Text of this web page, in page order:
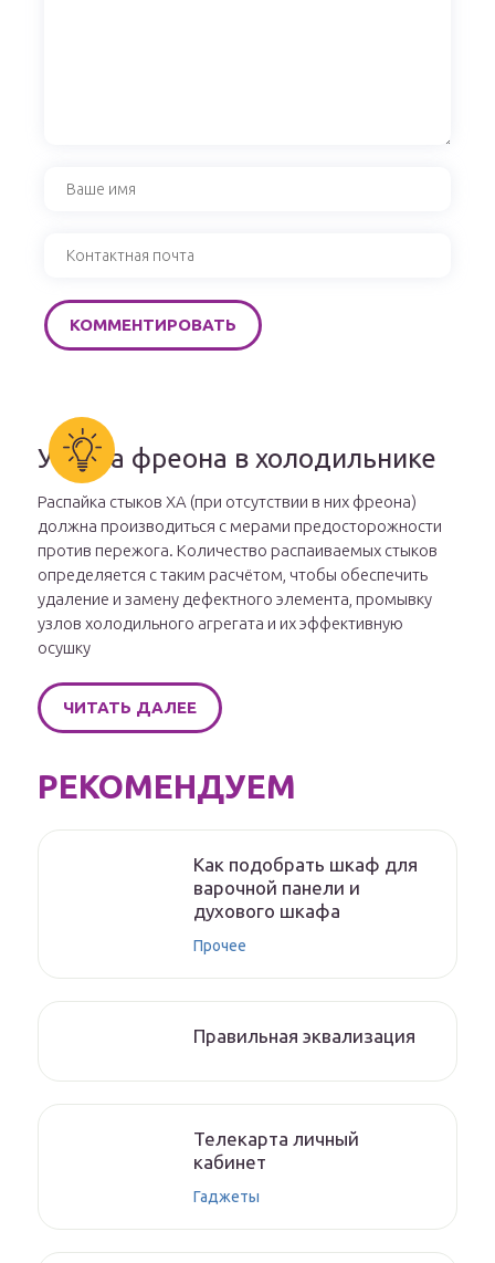
Утечка фреона в холодильнике
Распайка стыков ХА (при отсутствии в них фреона)
должна производиться с мерами предосторожности
против пережога. Количество распаиваемых стыков
определяется с таким расчётом, чтобы обеспечить
удаление и замену дефектного элемента, промывку
узлов холодильного агрегата и их эффективную
осушку
ЧИТАТЬ ДАЛЕЕ
РЕКОМЕНДУЕМ
Как подобрать шкаф для
варочной панели и
духового шкафа
Прочее
Правильная эквализация
Телекарта личный
кабинет
Гаджеты